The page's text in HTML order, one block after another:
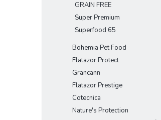
GRAIN FREE
Super Premium
Superfood 65
Bohemia Pet Food
Flatazor Protect
Grancann
Flatazor Prestige
Cotecnica
Nature's Protection